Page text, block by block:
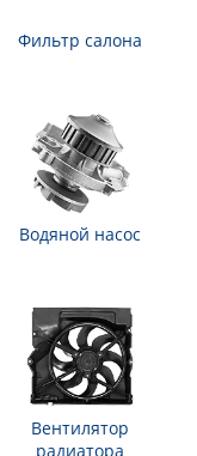
Фильтр салона
Водяной насос
Вентилятор
радиатора